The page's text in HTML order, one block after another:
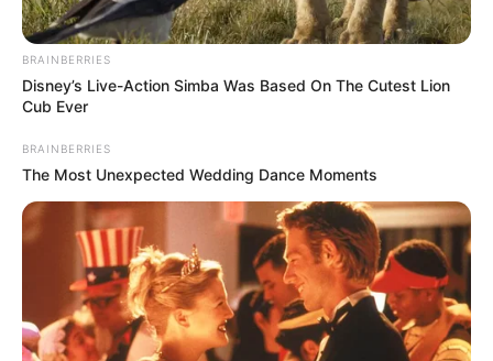
λωρίδα άμμου με θάλασσα και στις δύο
πλευρές, 90 λεπτά από Χαλκίδα
Ώρες αγωνίας για άντρα από την Εύβοια
ύστερα από τροχαίο
Ακολουθήστε το evianews.com στοGoogle
News
ΤΑ ΠΙΟ ΔΗΜΟΦΙΛΗ
BRAINBERRIES
Disney’s Live-Action Simba Was Based On The Cutest Lion
Cub Ever
BRAINBERRIES
The Most Unexpected Wedding Dance Moments